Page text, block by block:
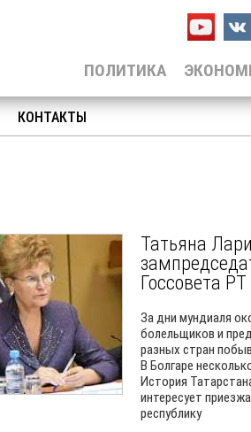
ПОЛИТИКА
КОНТАКТЫ
Татьяна
Госсовета РТ
За дни мундиаля
болельщиков и
разных стран
В Болгаре
История
интересует
республику